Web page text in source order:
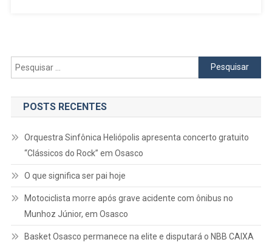
E
Crucial
No
No
Geodésico
Pesquisar
por:
POSTS RECENTES
Orquestra Sinfônica Heliópolis apresenta concerto gratuito
“Clássicos do Rock” em Osasco
O que significa ser pai hoje
Motociclista morre após grave acidente com ônibus no
Munhoz Júnior, em Osasco
Basket Osasco permanece na elite e disputará o NBB CAIXA